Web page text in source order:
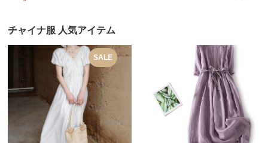
チャイナ服 人気アイテム
SALE